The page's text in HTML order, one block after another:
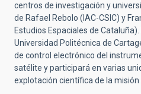
centros de investigación y
de Rafael Rebolo (IAC-CSIC) y
Estudios Espaciales de
Universidad Politécnica de
de control electrónico del
satélite y participará en varias
explotación científica de la misión